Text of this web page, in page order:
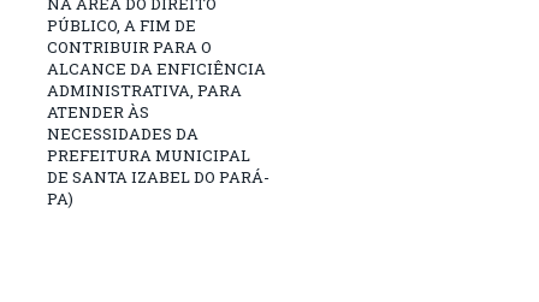
PÚBLICO, A FIM DE
CONTRIBUIR PARA O
ALCANCE DA ENFICIÊNCIA
ADMINISTRATIVA, PARA
ATENDER ÀS
NECESSIDADES DA
PREFEITURA MUNICIPAL
DE SANTA IZABEL DO PARÁ-
PA)